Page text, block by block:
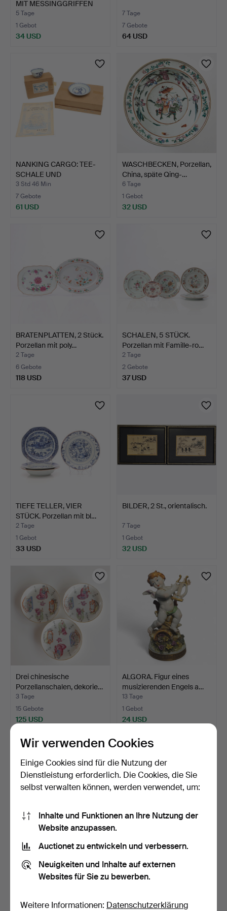
MIT MESSINGGRIFFEN
UN…
5 Tage
1 Gebot
34 USD
7 Tage
7 Gebote
64 USD
NANKING CARGO: TEE-
SCHALE UND
UNTERTASSE, …
3 Std 46 Min
7 Gebote
61 USD
WASCHBECKEN, Porzellan,
China, späte Qing-…
6 Tage
1 Gebot
32 USD
BRATENPLATTEN, 2 Stück.
Porzellan mit poly…
2 Tage
6 Gebote
118 USD
SCHALEN, 5 STÜCK.
Porzellan mit Famille-ro…
2 Tage
2 Gebote
37 USD
TIEFE TELLER, VIER
STÜCK. Porzellan mit bl…
2 Tage
1 Gebot
33 USD
BILDER, 2 St., orientalisch.
7 Tage
1 Gebot
32 USD
Drei chinesische
Porzellanschalen, dekorie…
3 Tage
15 Gebote
125 USD
ALGORA. Figur eines
musizierenden Engels a…
13 Tage
1 Gebot
24 USD
Traditionelle chinesische
9 Tage
SCHALE, TASSE, 10 Teile,
7 Tage
1 Gebot
Wir verwenden Cookies
Einige Cookies sind für die Nutzung der
Dienstleistung erforderlich. Die Cookies, die Sie
selbst verwalten können, werden verwendet, um:
Inhalte und Funktionen an Ihre Nutzung der
Website anzupassen.
Auctionet zu entwickeln und verbessern.
Neuigkeiten und Inhalte auf externen
Websites für Sie zu bewerben.
Weitere Informationen: Datenschutzerklärung